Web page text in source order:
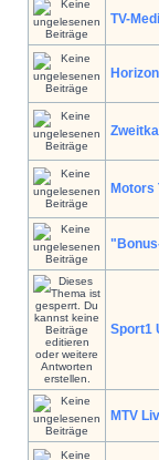
TV-
Motors
Sport1
MTV